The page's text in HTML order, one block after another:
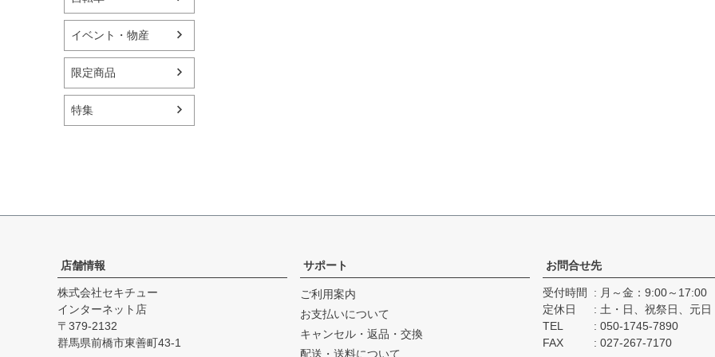
イベント・物産
限定商品
特集
店舗情報
株式会社セキチュー
インターネット店
379-2132
群馬県前橋市東善町43-1
サポート
ご利用案内
お支払いについて
キャンセル・返品・交換
配送・送料について
お問合せ先
受付時間
月～金：9:00～17:00
定休日
土・日、祝祭日、元日
TEL
050-1745-7890
FAX
027-267-7170